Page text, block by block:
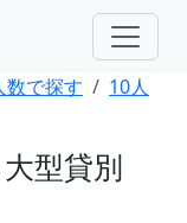
数で探す
10人
型貸別